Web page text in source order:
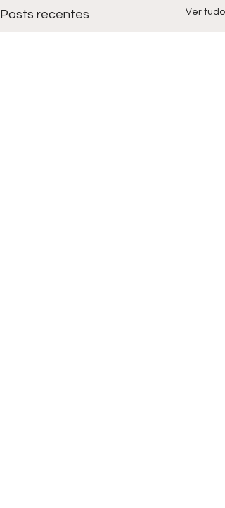
Posts recentes Ver tudo